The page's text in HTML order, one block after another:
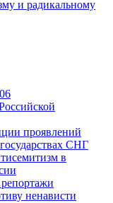
и радикальному
проявлений
СНГ
в
ненависти